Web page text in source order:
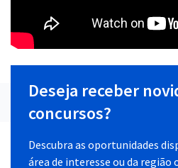
Deseja receber
concursos?
Descubra as oportunidades
área de interesse ou da região